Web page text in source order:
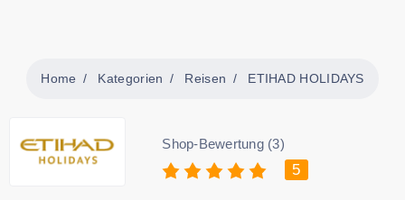
Home Kategorien Reisen ETIHAD HOLIDAYS
Shop-Bewertung (3)
5